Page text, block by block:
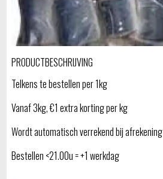
PRODUCTBESCHRIJVING
Telkens te bestellen per 1kg
Vanaf 3kg, €1 extra korting per kg
Wordt automatisch verrekend bij afrekening
Bestellen <21.00u = +1 werkdag